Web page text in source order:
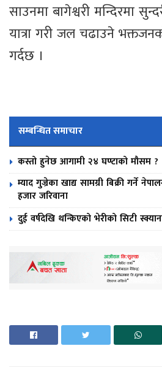
साउनमा बागेश्वरी मन्दिरमा
यात्रा गरी जल चढाउने
गर्दछ ।
सम्बन्धित समाचार
कस्तो हुनेछ आगामी २४ घण्टाको मौसम ?
म्याद गुज्रेका खाद्य सामग्री बिक्री गर्ने
हजार जरिवाना
दुई वर्षदेखि थन्किएको भेरीको सिटी